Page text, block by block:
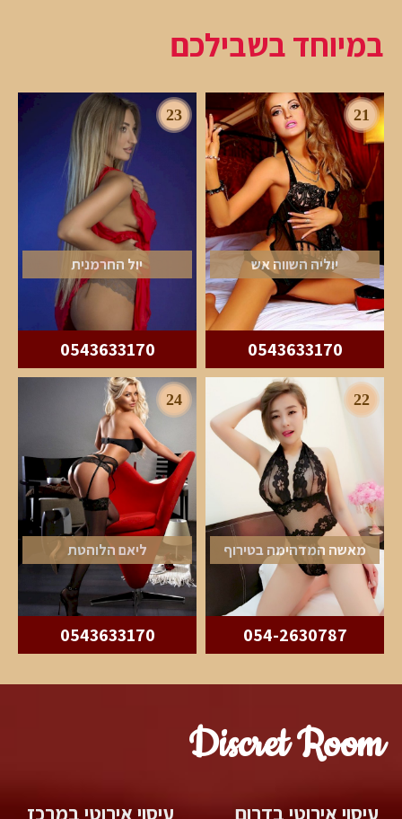
במיוחד בשבילכם
21
יוליה השווה אש
0543633170
23
יול החרמנית
0543633170
22
מאשה המדהימה בטירוף
054-2630787
24
ליאם הלוהטת
0543633170
Discret Room